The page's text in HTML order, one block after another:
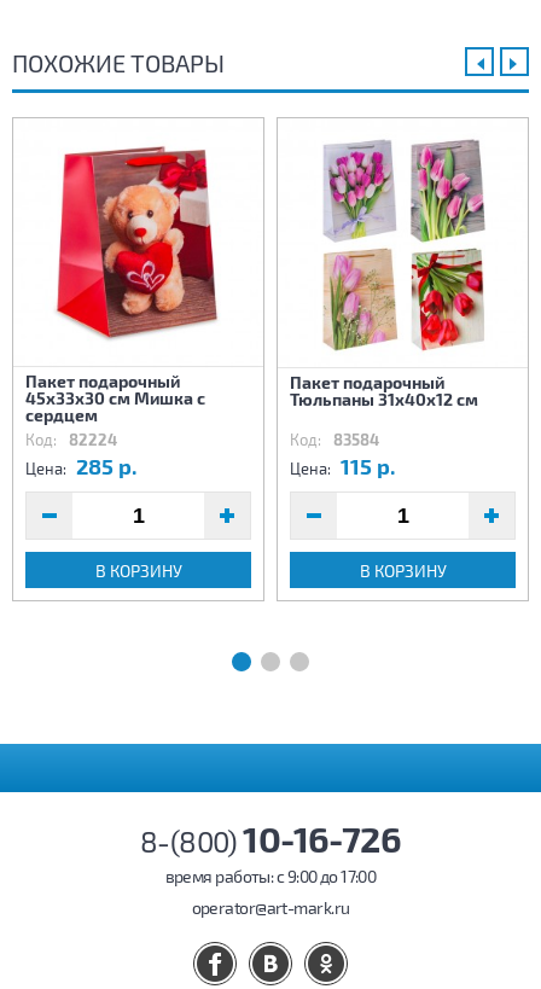
ПОХОЖИЕ ТОВАРЫ
Пакет подарочный
45х33х30 см Мишка с
сердцем
Код: 82224
Цена: 285 р.
В КОРЗИНУ
Пакет подарочный
Тюльпаны 31х40х12 см
Код: 83584
Цена: 115 р.
В КОРЗИНУ
8-(800)10-16-726
время работы: c 9:00 до 17:00
operator@art-mark.ru